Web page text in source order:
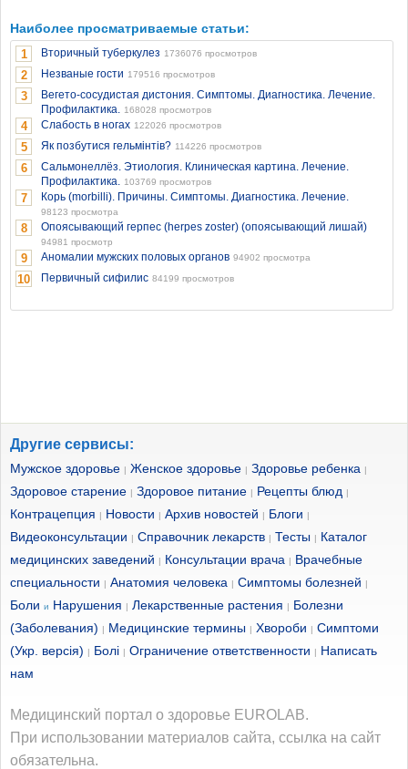
Наиболее просматриваемые статьи:
1 Вторичный туберкулез 1736076 просмотров
2 Незваные гости 179516 просмотров
3
Вегето-сосудистая дистония. Симптомы. Диагностика. Лечение.
Профилактика. 168028 просмотров
4 Слабость в ногах 122026 просмотров
5 Як позбутися гельмінтів? 114226 просмотров
6
Сальмонеллёз. Этиология. Клиническая картина. Лечение.
Профилактика. 103769 просмотров
7 Корь (morbilli). Причины. Симптомы. Диагностика. Лечение.
98123 просмотра
8 Опоясывающий герпес (herpes zoster) (опоясывающий лишай)
94981 просмотр
9 Аномалии мужских половых органов 94902 просмотра
10 Первичный сифилис 84199 просмотров
Другие сервисы:
Мужское здоровье | Женское здоровье | Здоровье ребенка |
Здоровое старение | Здоровое питание | Рецепты блюд |
Контрацепция | Новости | Архив новостей | Блоги |
Видеоконсультации | Справочник лекарств | Тесты | Каталог
медицинских заведений | Консультации врача | Врачебные
специальности | Анатомия человека | Симптомы болезней |
Боли и Нарушения | Лекарственные растения | Болезни
(Заболевания) | Медицинские термины | Хвороби | Симптоми
(Укр. версія) | Болі | Ограничение ответственности | Написать
нам
Медицинский портал о здоровье EUROLAB.
При использовании материалов сайта, ссылка на сайт
обязательна.